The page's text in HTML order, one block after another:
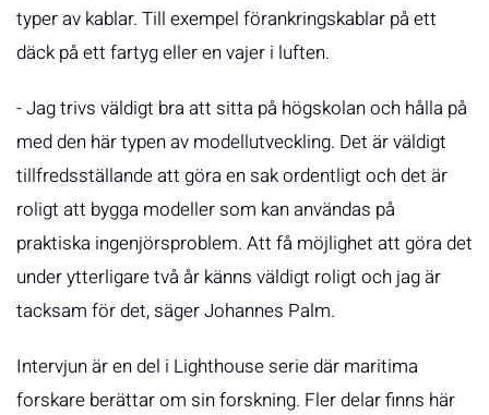
typer av kablar. Till exempel förankringskablar på ett
däck på ett fartyg eller en vajer i luften.
- Jag trivs väldigt bra att sitta på högskolan och hålla på
med den här typen av modellutveckling. Det är väldigt
tillfredsställande att göra en sak ordentligt och det är
roligt att bygga modeller som kan användas på
praktiska ingenjörsproblem. Att få möjlighet att göra det
under ytterligare två år känns väldigt roligt och jag är
tacksam för det, säger Johannes Palm.
Intervjun är en del i Lighthouse serie där maritima
forskare berättar om sin forskning. Fler delar finns här